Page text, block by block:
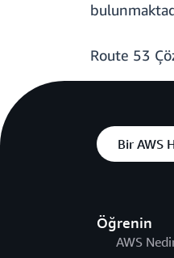
Route 53
Bir AWS
Öğrenin
AWS